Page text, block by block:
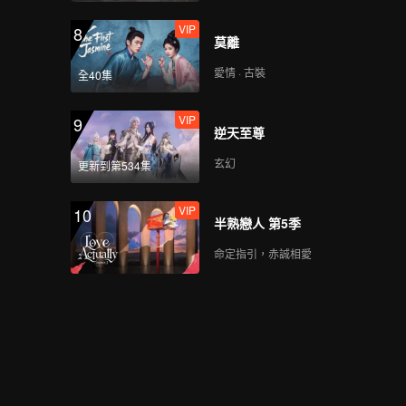
8
全40集
VIP
莫離
愛情 · 古裝
9
更新到第534集
VIP
逆天至尊
玄幻
10 VIP
半熟戀人 第5季
命定指引，赤誠相愛